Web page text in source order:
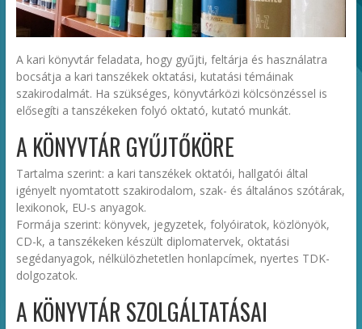
A kari könyvtár feladata, hogy gyűjti, feltárja és használatra
bocsátja a kari tanszékek oktatási, kutatási témáinak
szakirodalmát. Ha szükséges, könyvtárközi kölcsönzéssel is
elősegíti a tanszékeken folyó oktató, kutató munkát.
A KÖNYVTÁR GYŰJTŐKÖRE
Tartalma szerint: a kari tanszékek oktatói, hallgatói által
igényelt nyomtatott szakirodalom, szak- és általános szótárak,
lexikonok, EU-s anyagok.
Formája szerint: könyvek, jegyzetek, folyóiratok, közlönyök,
CD-k, a tanszékeken készült diplomatervek, oktatási
segédanyagok, nélkülözhetetlen honlapcímek, nyertes TDK-
dolgozatok.
A KÖNYVTÁR SZOLGÁLTATÁSAI